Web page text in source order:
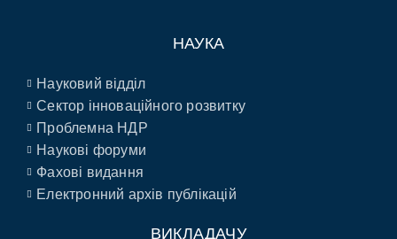
НАУКА
Науковий відділ
Сектор інноваційного розвитку
Проблемна НДР
Наукові форуми
Фахові видання
Електронний архів публікацій
ВИКЛАДАЧУ